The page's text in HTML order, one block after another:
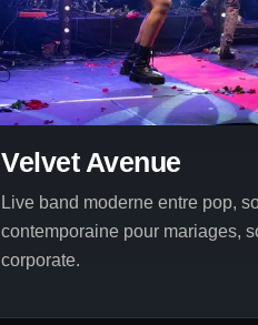
Velvet Avenue
Live band moderne entre pop,
contemporaine pour mariages,
corporate.